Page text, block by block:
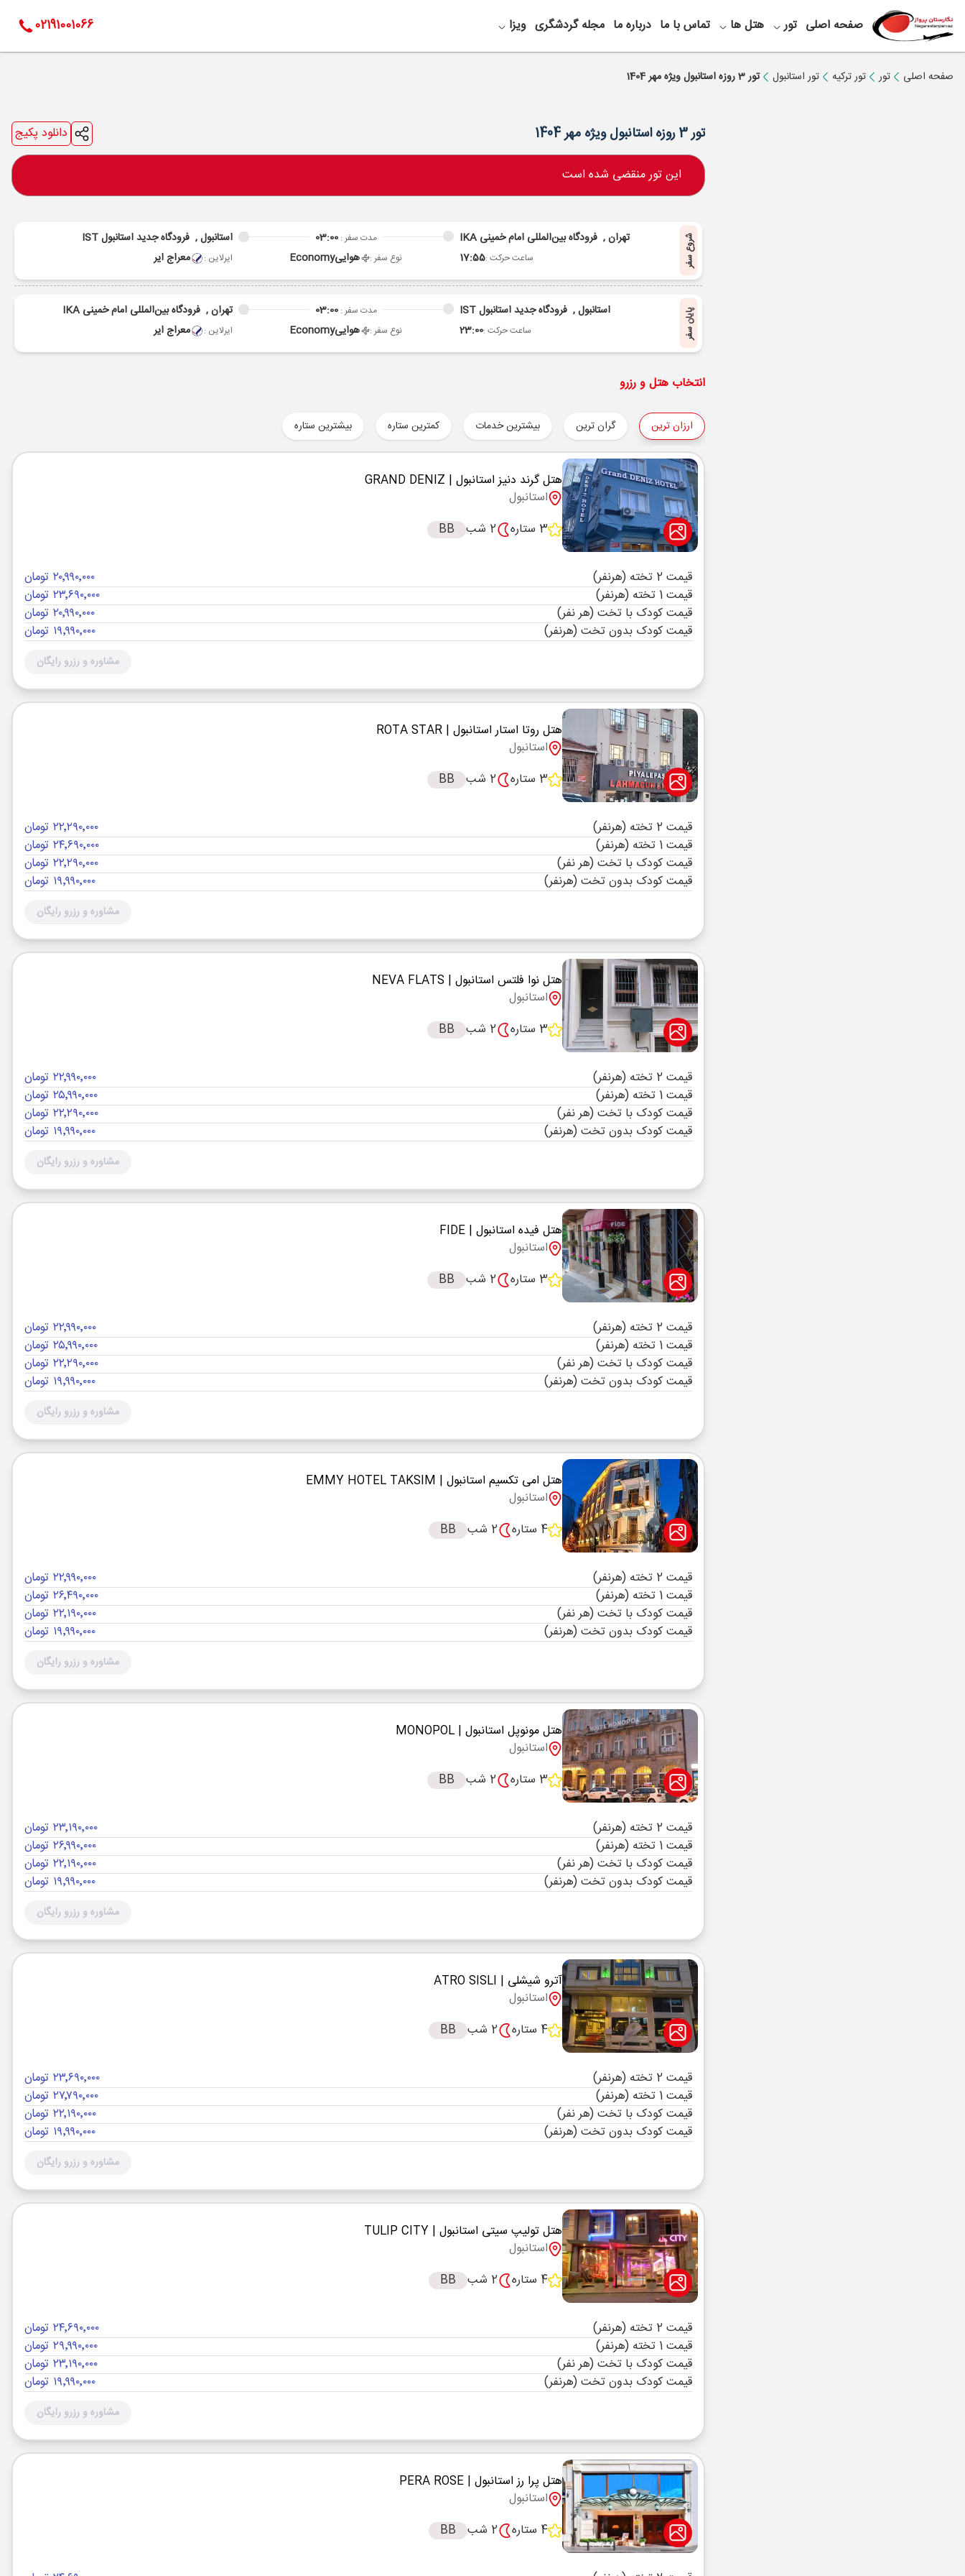
صفحه اصلی تور هتل ها تماس با ما درباره ما مجله گردشگری ویزا 02191001066
صفحه اصلی تور تور ترکیه تور استانبول تور 3 روزه استانبول ویژه مهر 1404
تور 3 روزه استانبول ویژه مهر 1404 دانلود پکیج
این تور منقضی شده است
شروع سفر تهران , فرودگاه بین‌المللی امام خمینی IKA
ساعت حرکت :17:55
مدت سفر :03:00
نوع سفر : هواییEconomy
استانبول , فرودگاه جدید استانبول IST
ایرلاین : معراج ایر
پایان سفر استانبول , فرودگاه جدید استانبول IST
ساعت حرکت :23:00
مدت سفر :03:00
نوع سفر : هواییEconomy
تهران , فرودگاه بین‌المللی امام خمینی IKA
ایرلاین : معراج ایر
انتخاب هتل و رزرو
ارزان ترین گران ترین بیشترین خدمات کمترین ستاره بیشترین ستاره
هتل گرند دنیز استانبول | GRAND DENIZ
استانبول
3 ستاره
2 شب BB
قیمت 2 تخته (هرنفر)
۲۰٬۹۹۰٬۰۰۰ تومان
قیمت 1 تخته (هرنفر)
۲۳٬۶۹۰٬۰۰۰ تومان
قیمت کودک با تخت (هر نفر)
۲۰٬۹۹۰٬۰۰۰ تومان
قیمت کودک بدون تخت (هرنفر)
۱۹٬۹۹۰٬۰۰۰ تومان
مشاوره و رزرو رایگان
هتل روتا استار استانبول | ROTA STAR
استانبول
3 ستاره
2 شب BB
قیمت 2 تخته (هرنفر)
۲۲٬۲۹۰٬۰۰۰ تومان
قیمت 1 تخته (هرنفر)
۲۴٬۶۹۰٬۰۰۰ تومان
قیمت کودک با تخت (هر نفر)
۲۲٬۲۹۰٬۰۰۰ تومان
قیمت کودک بدون تخت (هرنفر)
۱۹٬۹۹۰٬۰۰۰ تومان
مشاوره و رزرو رایگان
هتل نوا فلتس استانبول | NEVA FLATS
استانبول
3 ستاره
2 شب BB
قیمت 2 تخته (هرنفر)
۲۲٬۹۹۰٬۰۰۰ تومان
قیمت 1 تخته (هرنفر)
۲۵٬۹۹۰٬۰۰۰ تومان
قیمت کودک با تخت (هر نفر)
۲۲٬۲۹۰٬۰۰۰ تومان
قیمت کودک بدون تخت (هرنفر)
۱۹٬۹۹۰٬۰۰۰ تومان
مشاوره و رزرو رایگان
هتل فیده استانبول | FIDE
استانبول
3 ستاره
2 شب BB
قیمت 2 تخته (هرنفر)
۲۲٬۹۹۰٬۰۰۰ تومان
قیمت 1 تخته (هرنفر)
۲۵٬۹۹۰٬۰۰۰ تومان
قیمت کودک با تخت (هر نفر)
۲۲٬۲۹۰٬۰۰۰ تومان
قیمت کودک بدون تخت (هرنفر)
۱۹٬۹۹۰٬۰۰۰ تومان
مشاوره و رزرو رایگان
هتل امی تکسیم استانبول | EMMY HOTEL TAKSIM
استانبول
4 ستاره
2 شب BB
قیمت 2 تخته (هرنفر)
۲۲٬۹۹۰٬۰۰۰ تومان
قیمت 1 تخته (هرنفر)
۲۶٬۴۹۰٬۰۰۰ تومان
قیمت کودک با تخت (هر نفر)
۲۲٬۱۹۰٬۰۰۰ تومان
قیمت کودک بدون تخت (هرنفر)
۱۹٬۹۹۰٬۰۰۰ تومان
مشاوره و رزرو رایگان
هتل مونوپل استانبول | MONOPOL
استانبول
3 ستاره
2 شب BB
قیمت 2 تخته (هرنفر)
۲۳٬۱۹۰٬۰۰۰ تومان
قیمت 1 تخته (هرنفر)
۲۶٬۹۹۰٬۰۰۰ تومان
قیمت کودک با تخت (هر نفر)
۲۲٬۱۹۰٬۰۰۰ تومان
قیمت کودک بدون تخت (هرنفر)
۱۹٬۹۹۰٬۰۰۰ تومان
مشاوره و رزرو رایگان
آترو شیشلی | ATRO SISLI
استانبول
4 ستاره
2 شب BB
قیمت 2 تخته (هرنفر)
۲۳٬۶۹۰٬۰۰۰ تومان
قیمت 1 تخته (هرنفر)
۲۷٬۷۹۰٬۰۰۰ تومان
قیمت کودک با تخت (هر نفر)
۲۲٬۱۹۰٬۰۰۰ تومان
قیمت کودک بدون تخت (هرنفر)
۱۹٬۹۹۰٬۰۰۰ تومان
مشاوره و رزرو رایگان
هتل تولیپ سیتی استانبول | TULIP CITY
استانبول
4 ستاره
2 شب BB
قیمت 2 تخته (هرنفر)
۲۴٬۶۹۰٬۰۰۰ تومان
قیمت 1 تخته (هرنفر)
۲۹٬۹۹۰٬۰۰۰ تومان
قیمت کودک با تخت (هر نفر)
۲۳٬۱۹۰٬۰۰۰ تومان
قیمت کودک بدون تخت (هرنفر)
۱۹٬۹۹۰٬۰۰۰ تومان
مشاوره و رزرو رایگان
هتل پرا رز استانبول | PERA ROSE
استانبول
4 ستاره
2 شب BB